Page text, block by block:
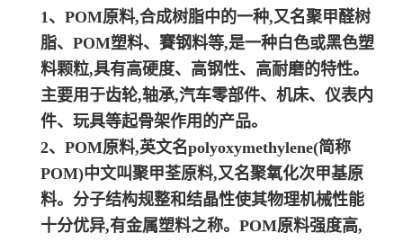
1、POM原料,合成树脂中的一种,又名聚甲醛树
脂、POM塑料、賽钢料等,是一种白色或黑色塑
料颗粒,具有高硬度、高钢性、高耐磨的特性。
主要用于齿轮,轴承,汽车零部件、机床、仪表内
件、玩具等起骨架作用的产品。
2、POM原料,英文名polyoxymethylene(简称
POM)中文叫聚甲荃原料,又名聚氧化次甲基原
料。分子结构规整和结晶性使其物理机械性能
十分优异,有金属塑料之称。POM原料强度高,